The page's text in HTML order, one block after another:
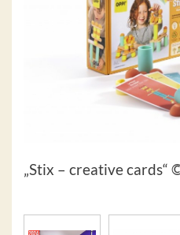
„Stix – creative cards“